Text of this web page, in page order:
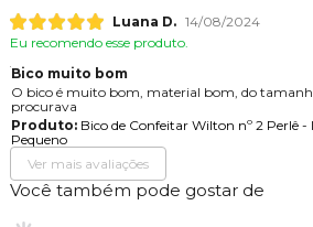
Luana D. 14/08/2024
Eu recomendo esse produto.
Bico muito bom
O bico é muito bom, material bom, do
procurava
Produto:Bico de Confeitar Wilton nº 2 Perlê -
Pequeno
Ver mais avaliações
Você também pode gostar de